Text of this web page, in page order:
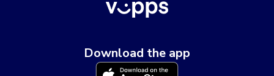
Download the app